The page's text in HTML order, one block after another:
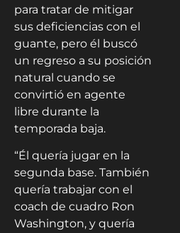
para tratar de mitigar
sus deficiencias con el
guante, pero él buscó
un regreso a su posición
natural cuando se
convirtió en agente
libre durante la
temporada baja.
“Él quería jugar en la
segunda base. También
quería trabajar con el
coach de cuadro Ron
Washington, y quería